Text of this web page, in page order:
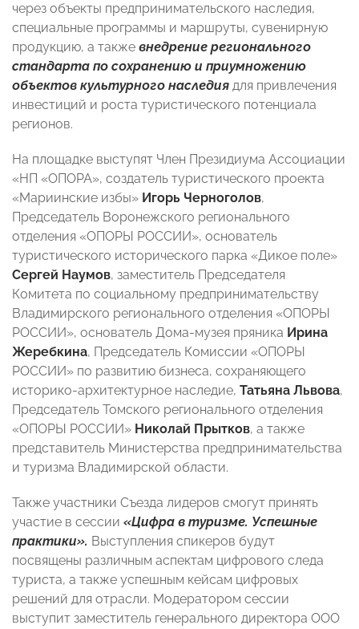
через объекты предпринимательского наследия,
специальные программы и маршруты, сувенирную
продукцию, а также внедрение регионального
стандарта по сохранению и приумножению
объектов культурного наследия для привлечения
инвестиций и роста туристического потенциала
регионов.
На площадке выступят Член Президиума Ассоциации
«НП «ОПОРА», создатель туристического проекта
«Мариинские избы» Игорь Черноголов,
Председатель Воронежского регионального
отделения «ОПОРЫ РОССИИ», основатель
туристического исторического парка «Дикое поле»
Сергей Наумов, заместитель Председателя
Комитета по социальному предпринимательству
Владимирского регионального отделения «ОПОРЫ
РОССИИ», основатель Дома-музея пряника Ирина
Жеребкина, Председатель Комиссии «ОПОРЫ
РОССИИ» по развитию бизнеса, сохраняющего
историко-архитектурное наследие, Татьяна Львова,
Председатель Томского регионального отделения
«ОПОРЫ РОССИИ» Николай Прытков, а также
представитель Министерства предпринимательства
и туризма Владимирской области.
Также участники Съезда лидеров смогут принять
участие в сессии «Цифра в туризме. Успешные
практики». Выступления спикеров будут
посвящены различным аспектам цифрового следа
туриста, а также успешным кейсам цифровых
решений для отрасли. Модератором сессии
выступит заместитель генерального директора ООО